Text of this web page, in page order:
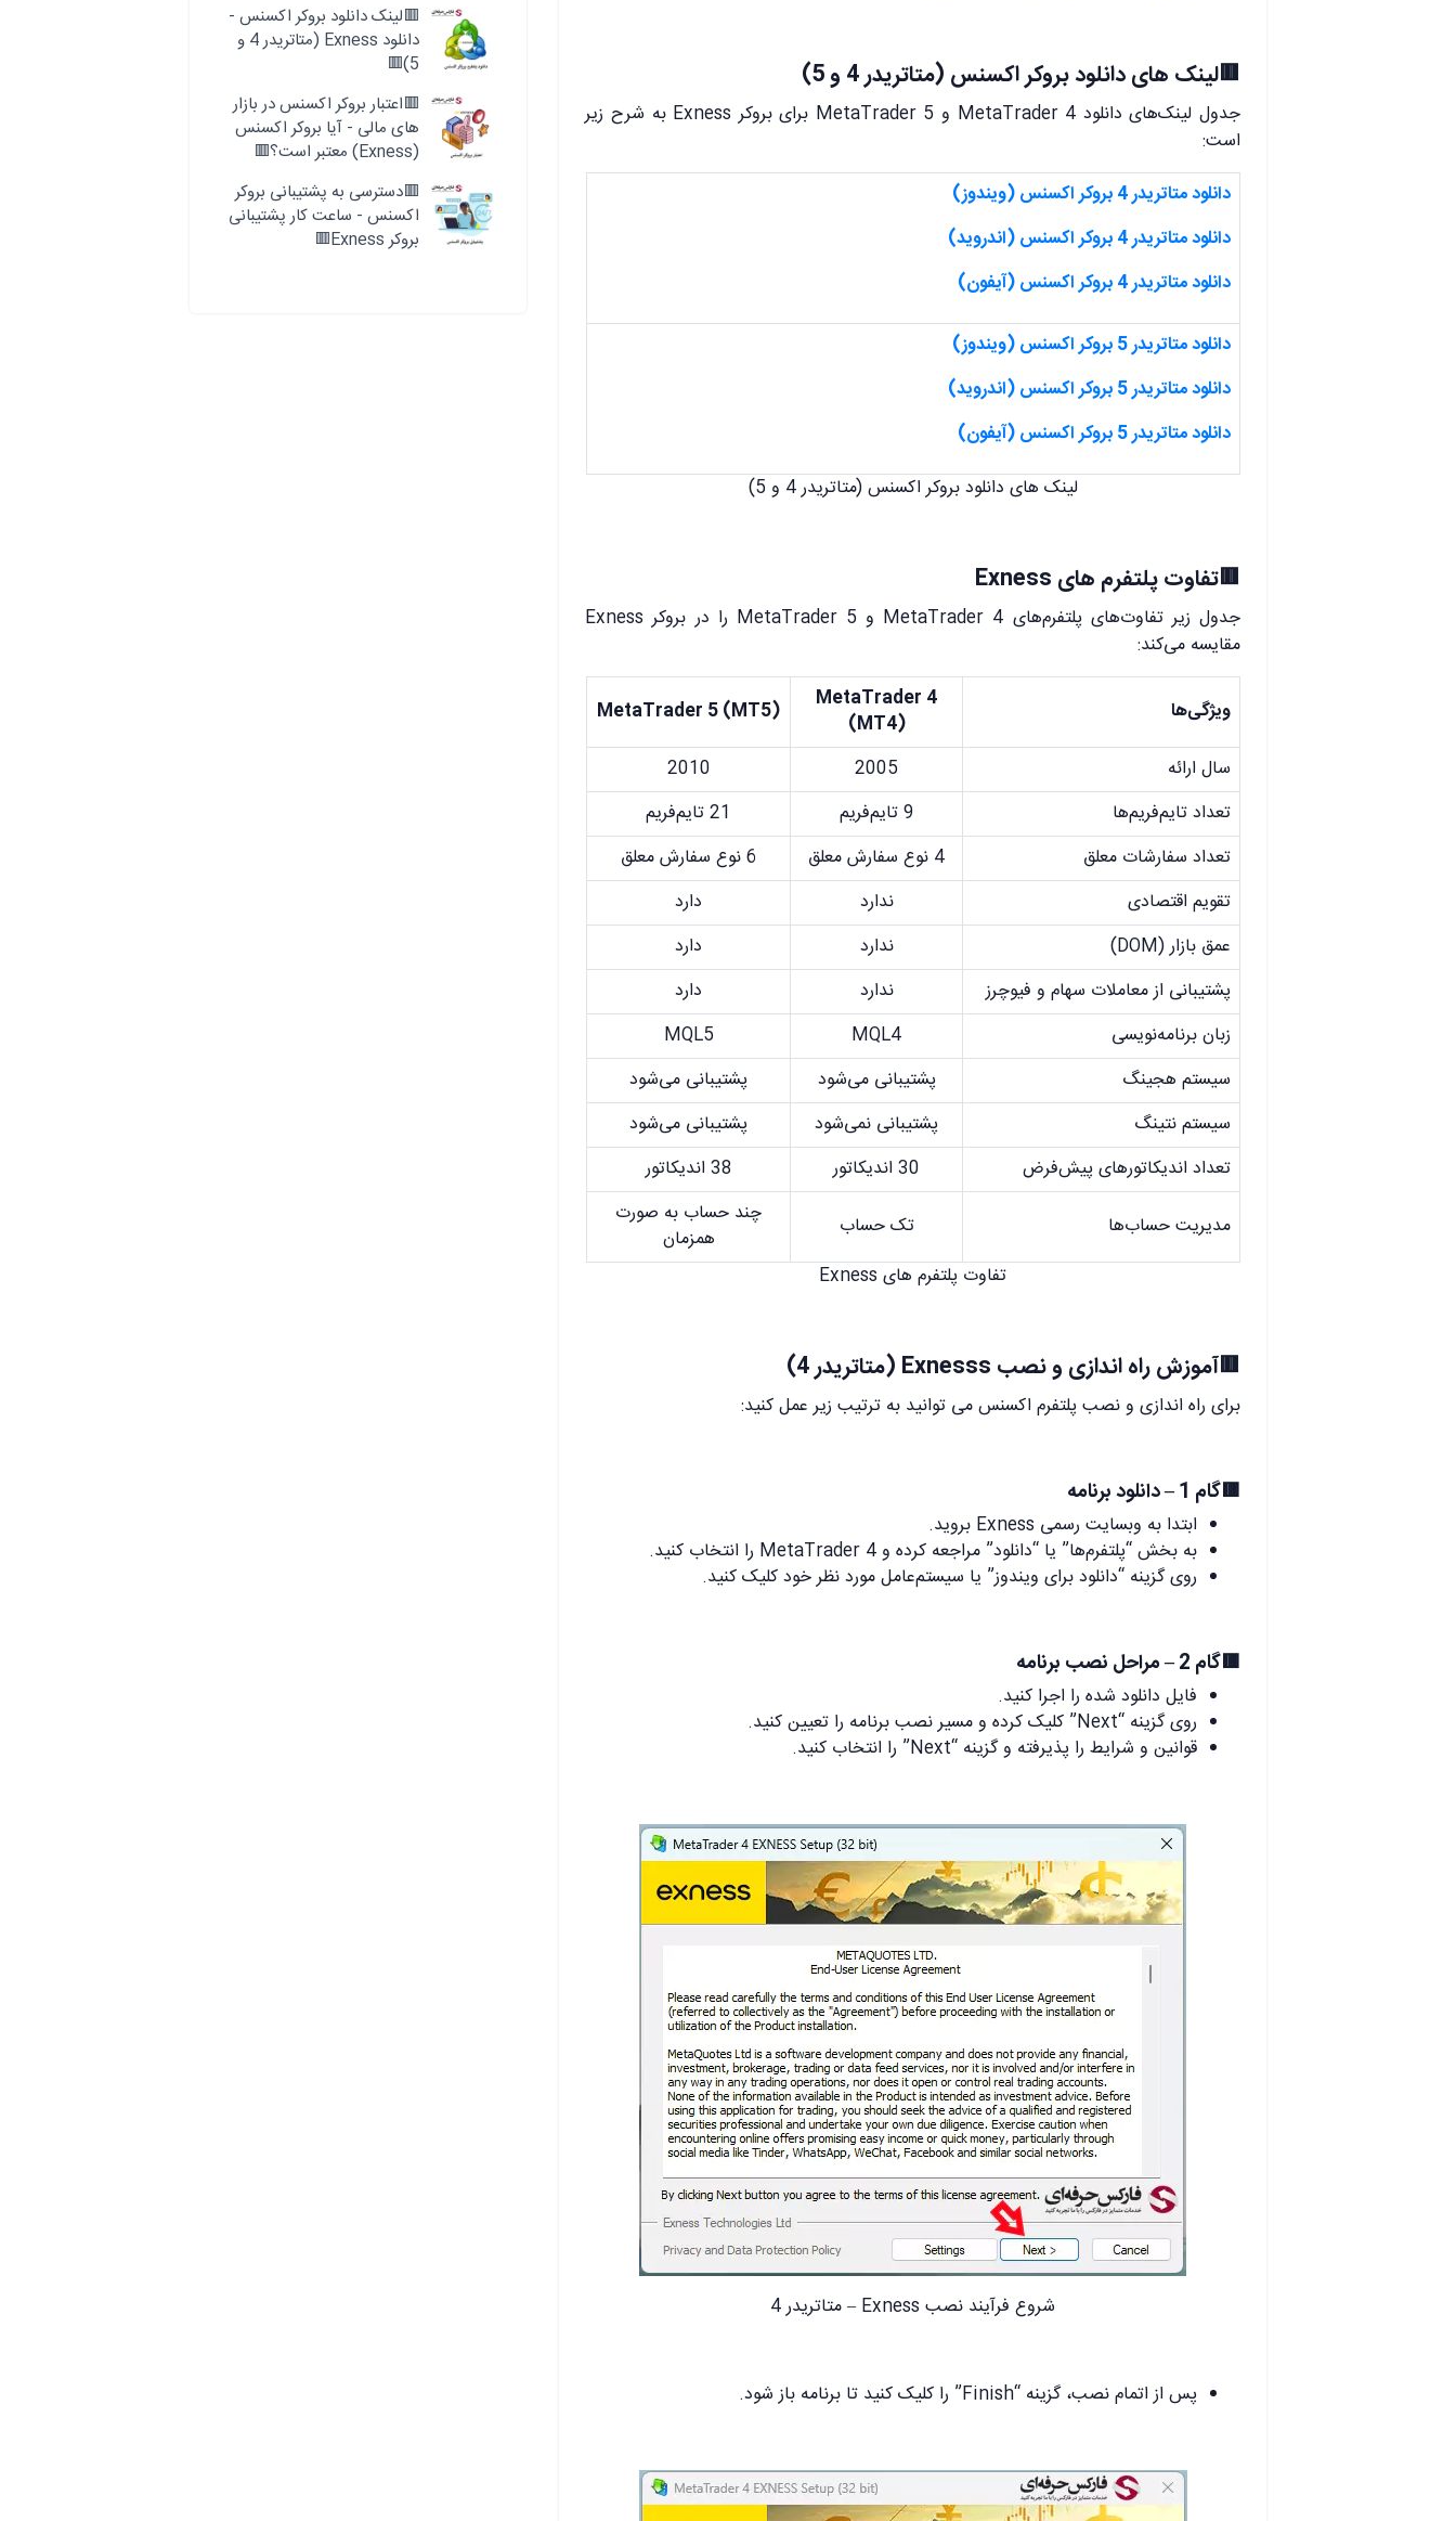
🟥لینک های دانلود بروکر اکسنس (متاتریدر 4 و 5)
جدول لینک‌های دانلود MetaTrader 4 و MetaTrader 5 برای بروکر Exness به شرح زیر
است:
دانلود متاتریدر 4 بروکر اکسنس (ویندوز)
دانلود متاتریدر 4 بروکر اکسنس (اندروید)
دانلود متاتریدر 4 بروکر اکسنس (آیفون)
دانلود متاتریدر 5 بروکر اکسنس (ویندوز)
دانلود متاتریدر 5 بروکر اکسنس (اندروید)
دانلود متاتریدر 5 بروکر اکسنس (آیفون)
لینک های دانلود بروکر اکسنس (متاتریدر 4 و 5)
🟥تفاوت پلتفرم های Exness
جدول زیر تفاوت‌های پلتفرم‌های MetaTrader 4 و MetaTrader 5 را در بروکر Exness
مقایسه می‌کند:
ویژگی‌ها
MetaTrader 4
(MT4)
MetaTrader 5 (MT5)
سال ارائه
2005
2010
تعداد تایم‌فریم‌ها
9 تایم‌فریم
21 تایم‌فریم
تعداد سفارشات معلق
4 نوع سفارش معلق
6 نوع سفارش معلق
تقویم اقتصادی
ندارد
دارد
عمق بازار (DOM)
ندارد
دارد
پشتیبانی از معاملات سهام و فیوچرز
ندارد
دارد
زبان برنامه‌نویسی
MQL4
MQL5
سیستم هجینگ
پشتیبانی می‌شود
پشتیبانی می‌شود
سیستم نتینگ
پشتیبانی نمی‌شود
پشتیبانی می‌شود
تعداد اندیکاتورهای پیش‌فرض
30 اندیکاتور
38 اندیکاتور
مدیریت حساب‌ها
تک حساب
چند حساب به صورت
همزمان
تفاوت پلتفرم های Exness
🟥آموزش راه اندازی و نصب Exnesss (متاتریدر 4)
برای راه اندازی و نصب پلتفرم اکسنس می توانید به ترتیب زیر عمل کنید:
🟥گام 1 – دانلود برنامه
ابتدا به وبسایت رسمی Exness بروید.
به بخش “پلتفرم‌ها” یا “دانلود” مراجعه کرده و MetaTrader 4 را انتخاب کنید.
روی گزینه “دانلود برای ویندوز” یا سیستم‌عامل مورد نظر خود کلیک کنید.
🟥گام 2 – مراحل نصب برنامه
فایل دانلود شده را اجرا کنید.
روی گزینه “Next” کلیک کرده و مسیر نصب برنامه را تعیین کنید.
قوانین و شرایط را پذیرفته و گزینه “Next” را انتخاب کنید.
شروع فرآیند نصب Exness – متاتریدر 4
پس از اتمام نصب، گزینه “Finish” را کلیک کنید تا برنامه باز شود.
🟥لینک دانلود بروکر اکسنس -
دانلود Exness (متاتریدر 4 و
5)🟥
🟥اعتبار بروکر اکسنس در بازار
های مالی - آیا بروکر اکسنس
(Exness) معتبر است؟🟥
🟥دسترسی به پشتیبانی بروکر
اکسنس - ساعت کار پشتیبانی
بروکر Exness🟥